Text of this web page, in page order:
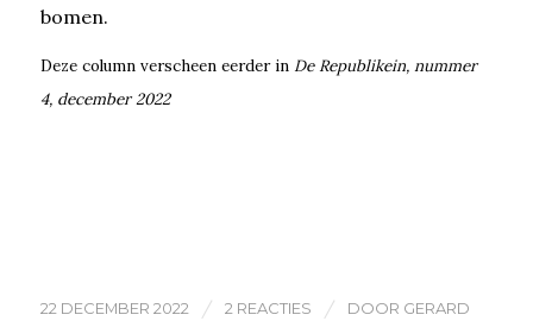
bomen.
Deze column verscheen eerder in De Republikein, nummer
4, december 2022
22 DECEMBER 2022 / 2 REACTIES / DOOR GERARD